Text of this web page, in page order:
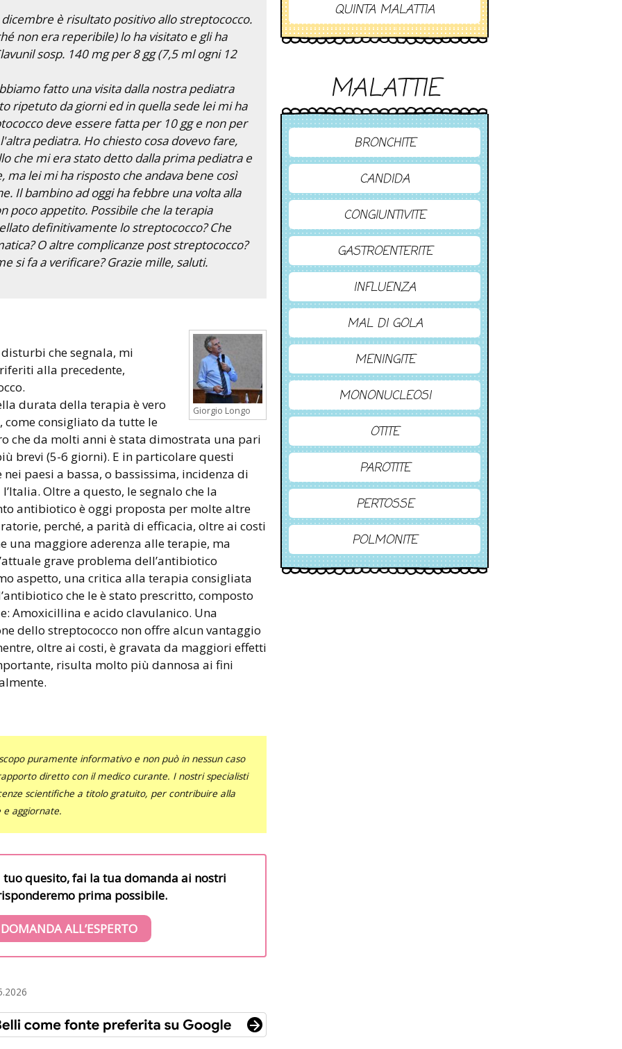
è risultato positivo allo streptococco.
non era reperibile) lo ha visitato e gli ha
sosp. 140 mg per 8 gg (7,5 ml ogni 12
fatto una visita dalla nostra pediatra
ripetuto da giorni ed in quella sede lei mi ha
deve essere fatta per 10 gg e non per
pediatra. Ho chiesto cosa dovevo fare,
che mi era stato detto dalla prima pediatra e
lei mi ha risposto che andava bene così
Il bambino ad oggi ha febbre una volta alla
poco appetito. Possibile che la terapia
definitivamente lo streptococco? Che
O altre complicanze post streptococco?
si fa a verificare? Grazie mille, saluti.
Giorgio Longo
che segnala, mi
alla precedente,
durata della terapia è vero
come consigliato da tutte le
che da molti anni è stata dimostrata una pari
brevi (5-6 giorni). E in particolare questi
paesi a bassa, o bassissima, incidenza di
Oltre a questo, le segnalo che la
antibiotico è oggi proposta per molte altre
perché, a parità di efficacia, oltre ai costi
una maggiore aderenza alle terapie, ma
grave problema dell’antibiotico
aspetto, una critica alla terapia consigliata
che le è stato prescritto, composto
Amoxicillina e acido clavulanico. Una
dello streptococco non offre alcun vantaggio
oltre ai costi, è gravata da maggiori effetti
risulta molto più dannosa ai fini
puramente informativo e non può in nessun caso
diretto con il medico curante. I nostri specialisti
scientifiche a titolo gratuito, per contribuire alla
aggiornate.
tuo quesito, fai la tua domanda ai nostri
prima possibile.
ALL’ESPERTO
QUINTA MALATTIA
MALATTIE
BRONCHITE
CANDIDA
CONGIUNTIVITE
GASTROENTERITE
INFLUENZA
MAL DI GOLA
MENINGITE
MONONUCLEOSI
OTITE
PAROTITE
PERTOSSE
POLMONITE